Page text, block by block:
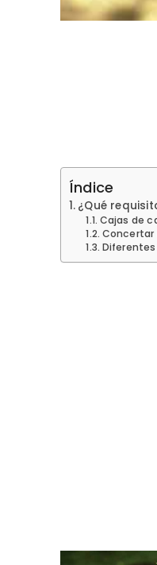
Índice
¿Qué
Cajas de
Concertar